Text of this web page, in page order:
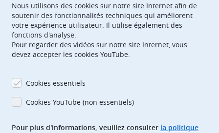
European Patent Office EPO Jobs
EuropeanPatentOffice
EPOorg EPOjobs
TheEPO
Nous utilisons des cookies sur notre site Internet afin de
soutenir des fonctionnalités techniques qui améliorent
votre expérience utilisateur. Il utilise également des
fonctions d'analyse.
Pour regarder des vidéos sur notre site Internet, vous
devez accepter les cookies YouTube.
Cookies essentiels
Cookies YouTube (non essentiels)
Pour plus d'informations, veuillez consulter la politique